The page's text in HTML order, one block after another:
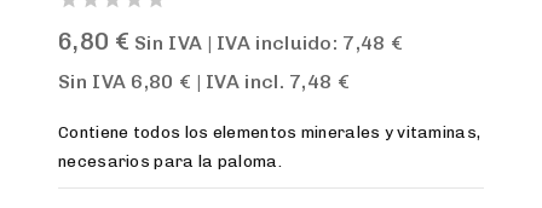
0
out
of
6,80 € Sin IVA | IVA incluido: 7,48 €
Sin IVA 6,80 € | IVA incl. 7,48 €
Contiene todos los elementos minerales y vitaminas,
necesarios para la paloma.